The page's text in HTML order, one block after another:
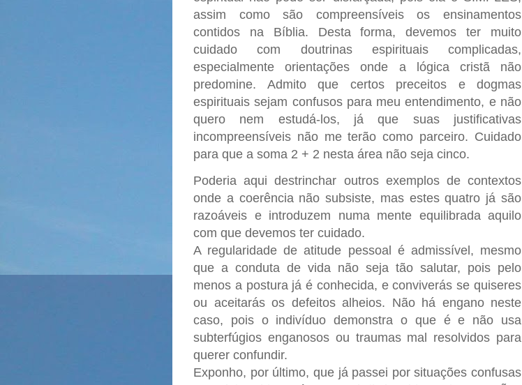
assim como são compreensíveis os ensinamentos
contidos na Bíblia. Desta forma, devemos ter muito
cuidado com doutrinas espirituais complicadas,
especialmente orientações onde a lógica cristã não
predomine. Admito que certos preceitos e dogmas
espirituais sejam confusos para meu entendimento, e não
quero nem estudá-los, já que suas justificativas
incompreensíveis não me terão como parceiro. Cuidado
para que a soma 2 + 2 nesta área não seja cinco.
Poderia aqui destrinchar outros exemplos de contextos
onde a coerência não subsiste, mas estes quatro já são
razoáveis e introduzem numa mente equilibrada aquilo
com que devemos ter cuidado.
A regularidade de atitude pessoal é admissível, mesmo
que a conduta de vida não seja tão salutar, pois pelo
menos a postura já é conhecida, e conviverás se quiseres
ou aceitarás os defeitos alheios. Não há engano neste
caso, pois o indivíduo demonstra o que é e não usa
subterfúgios enganosos ou traumas mal resolvidos para
querer confundir.
Exponho, por último, que já passei por situações confusas